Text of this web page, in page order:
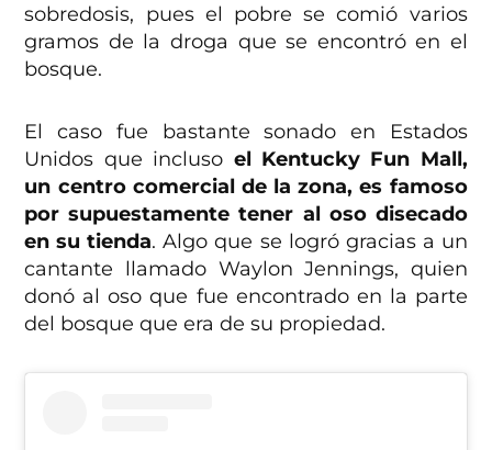
sobredosis, pues el pobre se comió varios
gramos de la droga que se encontró en el
bosque.
El caso fue bastante sonado en Estados
Unidos que incluso el Kentucky Fun Mall,
un centro comercial de la zona, es famoso
por supuestamente tener al oso disecado
en su tienda. Algo que se logró gracias a un
cantante llamado Waylon Jennings, quien
donó al oso que fue encontrado en la parte
del bosque que era de su propiedad.